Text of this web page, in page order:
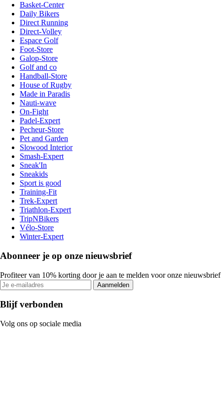
Basket-Center
Daily Bikers
Direct Running
Direct-Volley
Espace Golf
Foot-Store
Galop-Store
Golf and co
Handball-Store
House of Rugby
Made in Paradis
Nauti-wave
On-Fight
Padel-Expert
Pecheur-Store
Pet and Garden
Slowood Interior
Smash-Expert
Sneak'In
Sneakids
Sport is good
Training-Fit
Trek-Expert
Triathlon-Expert
TripNBikers
Vélo-Store
Winter-Expert
Abonneer je op onze nieuwsbrief
Profiteer van 10% korting door je aan te melden voor onze nieuwsbrief
Aanmelden
Blijf verbonden
Volg ons op sociale media